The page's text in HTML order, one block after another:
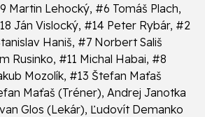
Martin Lehocký, #6 Tomáš Plach,
Ján Vislocký, #14 Peter Rybár, #2
Haniš, #7 Norbert Sališ
Rusinko, #11 Michal Habai, #8
Mozolík, #13 Štefan Maťaš
Maťaš (Tréner), Andrej Janotka
Glos (Lekár), Ľudovít Demanko